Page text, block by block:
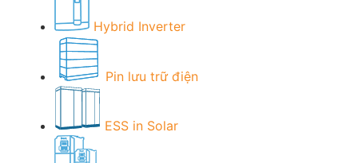
Hybrid Inverter
Pin lưu trữ điện
ESS in Solar